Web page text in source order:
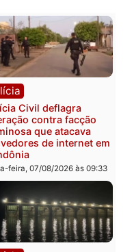
Polícia
Polícia Federal apreende
400 quilos de drogas e
prende motorista em RO
sexta-feira, 07/08/2026 às
Polícia